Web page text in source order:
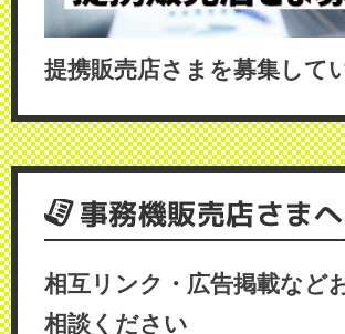
提携販売店さまを募集して
事務機販売店さまへ
相互リンク・広告掲載など
相談ください